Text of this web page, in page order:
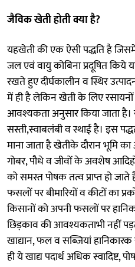
जैविक खेती होती क्या है?
यहखेती की एक ऐसी पद्धति है
जल एवं वायु कोबिना प्रदूषित किये
रखते हुए दीर्घकालीन व स्थिर
में ही है लेकिन खेती के लिए
आवश्यकता अनुसार किया जाता है।
सस्ती,स्वाबलंबी व स्थाई है। इस
माना जाता है खेतीके दौरान भूमि
गोबर, पौधे व जीवों के अवशेष
को समस्त पोषक तत्व प्राप्त हो
फसलों पर बीमारियों व कीटों का
किसानों को अपनी फसलों पर
छिड़काव की आवश्यकताभी नहीं
खाद्यान, फल व सब्जियां हानिकारक
ही ये खाद्य पदार्थ अधिक स्वादिष्ट,